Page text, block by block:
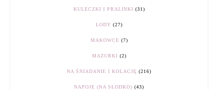
KULECZKI I PRALINKI (31)
LODY (27)
MAKOWCE (7)
MAZURKI (2)
NA ŚNIADANIE I KOLACJĘ (216)
NAPOJE (NA SŁODKO) (43)